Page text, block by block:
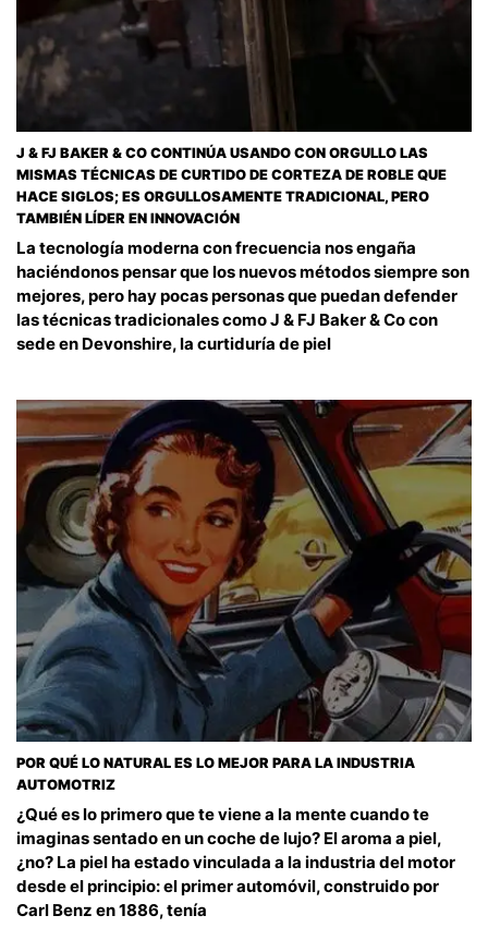
J & FJ BAKER & CO CONTINÚA USANDO CON ORGULLO LAS
MISMAS TÉCNICAS DE CURTIDO DE CORTEZA DE ROBLE QUE
HACE SIGLOS; ES ORGULLOSAMENTE TRADICIONAL, PERO
TAMBIÉN LÍDER EN INNOVACIÓN
La tecnología moderna con frecuencia nos engaña
haciéndonos pensar que los nuevos métodos siempre son
mejores, pero hay pocas personas que puedan defender
las técnicas tradicionales como J & FJ Baker & Co con
sede en Devonshire, la curtiduría de piel
POR QUÉ LO NATURAL ES LO MEJOR PARA LA INDUSTRIA
AUTOMOTRIZ
¿Qué es lo primero que te viene a la mente cuando te
imaginas sentado en un coche de lujo? El aroma a piel,
¿no? La piel ha estado vinculada a la industria del motor
desde el principio: el primer automóvil, construido por
Carl Benz en 1886, tenía